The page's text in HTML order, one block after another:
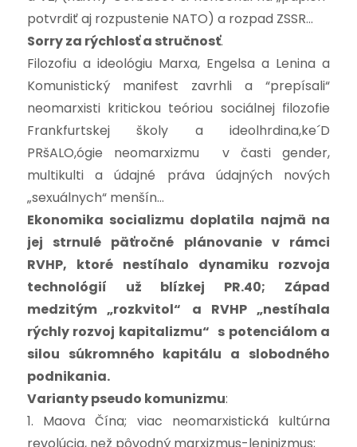
potvrdiť aj rozpustenie NATO) a rozpad ZSSR…
Sorry za rýchlosť a stručnosť.
Filozofiu a ideológiu Marxa, Engelsa a Lenina a
Komunistický manifest zavrhli a “prepísali“
neomarxisti kritickou teóriou sociálnej filozofie
Frankfurtskej školy a ideolhrdina,ke´D
PRšALO,ógie neomarxizmu v časti gender,
multikulti a údajné práva údajných nových
„sexuálnych“ menšín…
Ekonomika socializmu doplatila najmä na
jej strnulé päťročné plánovanie v rámci
RVHP, ktoré nestíhalo dynamiku rozvoja
technológií už blízkej PR.40; Západ
medzitým „rozkvitol“
a RVHP „nestíhala
rýchly rozvoj kapitalizmu“ s potenciálom a
silou súkromného kapitálu a slobodného
podnikania.
Varianty pseudo komunizmu:
1. Maova Čína; viac neomarxistická kultúrna
revolúcia, než pôvodný marxizmus-leninizmus;